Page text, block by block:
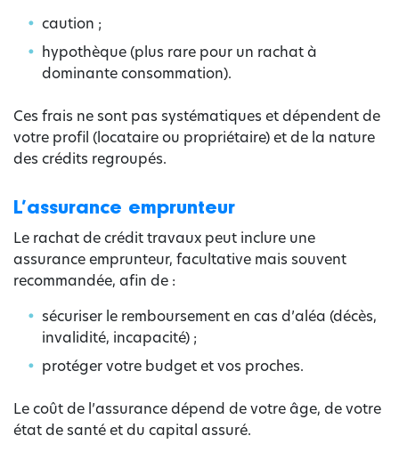
caution ;
hypothèque (plus rare pour un rachat à
dominante consommation).
Ces frais ne sont pas systématiques et dépendent de
votre profil (locataire ou propriétaire) et de la nature
des crédits regroupés.
L’assurance emprunteur
Le rachat de crédit travaux peut inclure une
assurance emprunteur, facultative mais souvent
recommandée, afin de :
sécuriser le remboursement en cas d’aléa (décès,
invalidité, incapacité) ;
protéger votre budget et vos proches.
Le coût de l’assurance dépend de votre âge, de votre
état de santé et du capital assuré.